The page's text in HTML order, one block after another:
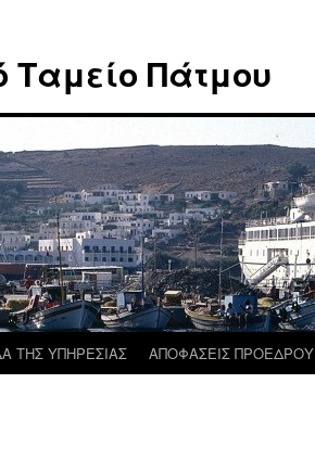
Ταμείο Πάτμου
ΤΗΣ ΥΠΗΡΕΣΙΑΣ ΑΠΟΦΑΣΕΙΣ ΠΡΟΕΔΡΟΥ